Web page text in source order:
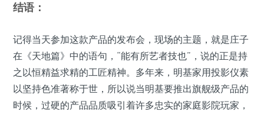
结语：
记得当天参加这款产品的发布会，现场的主题，就是庄子
在《天地篇》中的语句，“能有所艺者技也”，说的正是持
之以恒精益求精的工匠精神。多年来，明基家用投影仪素
以坚持色准著称于世，所以说当明基要推出旗舰级产品的
时候，过硬的产品品质吸引着许多忠实的家庭影院玩家，